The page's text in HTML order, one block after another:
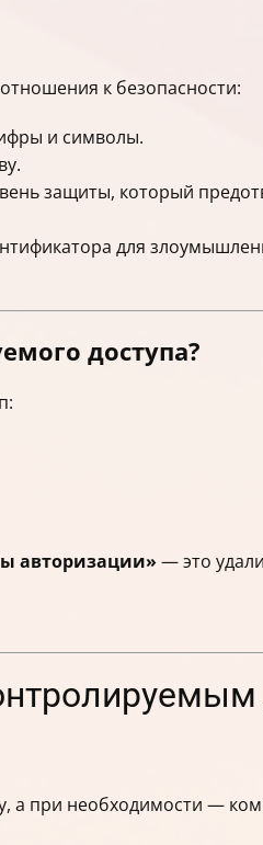
к безопасности:
и символы.
защиты, который
для
доступа?
авторизации» — это
а при необходимости —